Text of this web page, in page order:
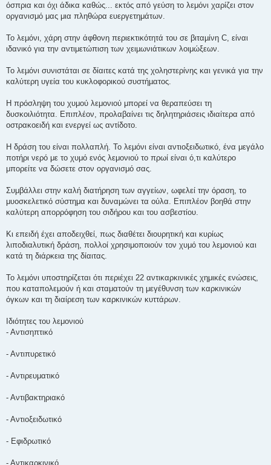
σ
ί
σ
όσπρια και όχι άδικα καθώς... εκτός από γεύση το λεμόνι χαρίζει στον
οργανισμό μας μια πληθώρα ευεργετημάτων.
Το λεµόνι, χάρη στην άφθονη περιεκτικότητά του σε βιταµίνη C, είναι
ιδανικό για την αντιμετώπιση των χειµωνιάτικων λοιμώξεων.
Το λεµόνι συνιστάται σε δίαιτες κατά της χοληστερίνης και γενικά για την
καλύτερη υγεία του κυκλοφορικού συστήµατος.
Η πρόσληψη του χυμού λεμονιού μπορεί να θεραπεύσει τη
δυσκοιλιότητα. Επιπλέον, προλαβαίνει τις δηλητηριάσεις ιδιαίτερα από
οστρακοειδή και ενεργεί ως αντίδοτο.
Η δράση του είναι πολλαπλή. Το λεμόνι είναι αντιοξειδωτικό, ένα μεγάλο
ποτήρι νερό με το χυμό ενός λεμονιού το πρωί είναι ό,τι καλύτερο
μπορείτε να δώσετε στον οργανισμό σας.
Συμβάλλει στην καλή διατήρηση των αγγείων, ωφελεί την όραση, το
μυοσκελετικό σύστημα και δυναμώνει τα ούλα. Επιπλέον βοηθά στην
καλύτερη απορρόφηση του σιδήρου και του ασβεστίου.
Κι επειδή έχει αποδειχθεί, πως διαθέτει διουρητική και κυρίως
λιποδιαλυτική δράση, πολλοί χρησιμοποιούν τον χυμό του λεμονιού και
κατά τη διάρκεια της δίαιτας.
Το λεμόνι υποστηρίζεται ότι περιέχει 22 αντικαρκινικές χημικές ενώσεις,
που καταπολεμούν ή και σταματούν τη μεγέθυνση των καρκινικών
όγκων και τη διαίρεση των καρκινικών κυττάρων.
Ιδιότητες του λεμονιού
- Αντισηπτικό
- Αντιπυρετικό
- Αντιρευματικό
- Αντιβακτηριακό
- Αντιοξειδωτικό
- Εφιδρωτικό
- Αντικαρκινικό